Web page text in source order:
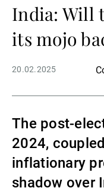
Gestori
India: Will
its mojo
20.02.2025
The post-
2024,
inflationary
shadow over